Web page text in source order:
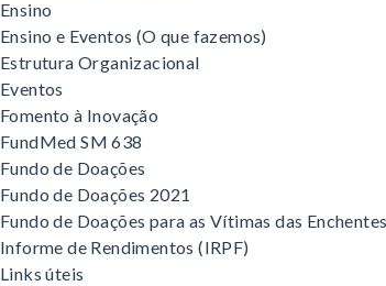
Ensino
Ensino e Eventos (O que fazemos)
Estrutura Organizacional
Eventos
Fomento à Inovação
FundMed SM 638
Fundo de Doações
Fundo de Doações 2021
Fundo de Doações para as Vítimas das
Informe de Rendimentos (IRPF)
Links úteis